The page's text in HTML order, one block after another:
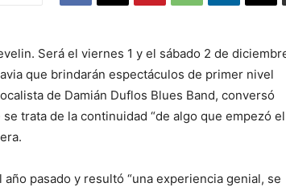
Será el viernes 1 y el sábado 2 de
que brindarán espectáculos de primer nivel
de Damián Duflos Blues Band, conversó
trata de la continuidad “de algo que empezó el
pasado y resultó “una experiencia genial, se